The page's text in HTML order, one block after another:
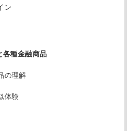
ン
各種金融商品
の理解
体験